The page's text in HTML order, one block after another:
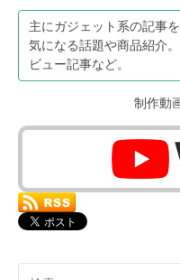
主にガジェット系の記事
気になる話題や商品紹介
ビュー記事など。
制作動